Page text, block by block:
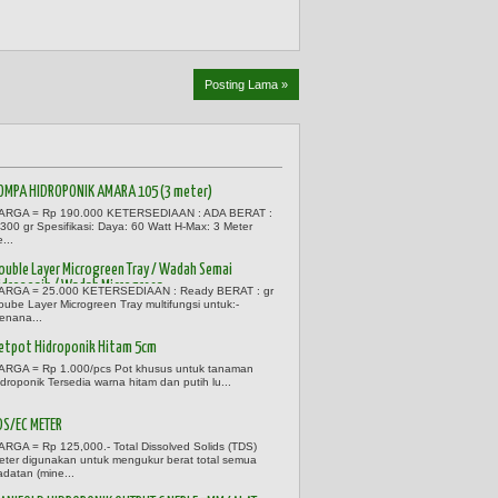
Posting Lama »
HIDROPONIK AMARA 105 (3 meter)
= Rp 190.000 KETERSEDIAAN : ADA BERAT :
gr Spesifikasi: Daya: 60 Watt H-Max: 3 Meter
Layer Microgreen Tray / Wadah Semai
/ Wadah Microgreen
= 25.000 KETERSEDIAAN : Ready BERAT : gr
Layer Microgreen Tray multifungsi untuk:-
Hidroponik Hitam 5cm
= Rp 1.000/pcs Pot khusus untuk tanaman
Tersedia warna hitam dan putih lu...
EC METER
= Rp 125,000.- Total Dissolved Solids (TDS)
digunakan untuk mengukur berat total semua
(mine...